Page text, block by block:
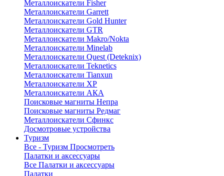
Металлоискатели Fisher
Металлоискатели Garrett
Металлоискатели Gold Hunter
Металлоискатели GTR
Металлоискатели Makro/Nokta
Металлоискатели Minelab
Металлоискатели Quest (Deteknix)
Металлоискатели Teknetics
Металлоискатели Tianxun
Металлоискатели XP
Металлоискатели АКА
Поисковые магниты Непра
Поисковые магниты Редмаг
Металлоискатели Сфинкс
Досмотровые устройства
Туризм
Все - Туризм Просмотреть
Палатки и аксессуары
Все Палатки и аксессуары
Палатки